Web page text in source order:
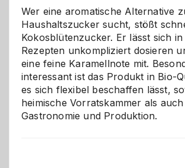
für
Hunde
im
eigenen
Wer eine aromatische Alternative
Haushaltszucker sucht, stößt
Kokosblütenzucker. Er lässt sich in
Rezepten unkompliziert dosieren
eine feine Karamellnote mit.
interessant ist das Produkt in Bio-
es sich flexibel beschaffen lässt,
heimische Vorratskammer als
Gastronomie und Produktion.